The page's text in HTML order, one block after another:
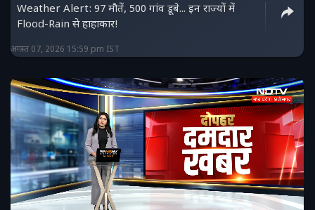
Weather Alert: 97 मौतें, 500 गांव डूबे... इन राज्यों में
Flood-Rain से हाहाकार!
अगस्त 07, 2026 15:59 pm IST